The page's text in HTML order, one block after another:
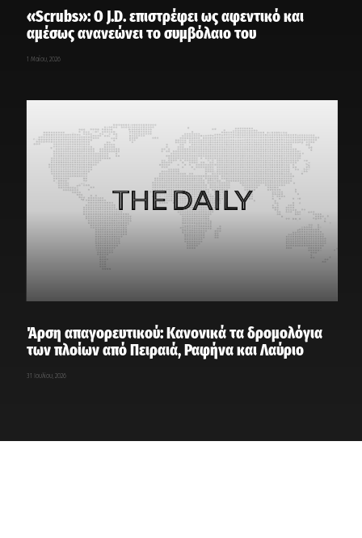
«Scrubs»: Ο J.D. επιστρέφει ως αφεντικό και
αμέσως ανανεώνει το συμβόλαιο του
1 Μαΐου, 2026
Άρση απαγορευτικού: Κανονικά τα δρομολόγια
των πλοίων από Πειραιά, Ραφήνα και Λαύριο
31 Ιουλίου, 2026